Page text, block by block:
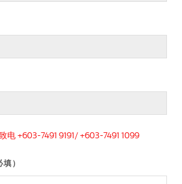
电 +603-7491 9191/ +603-7491 1099
）